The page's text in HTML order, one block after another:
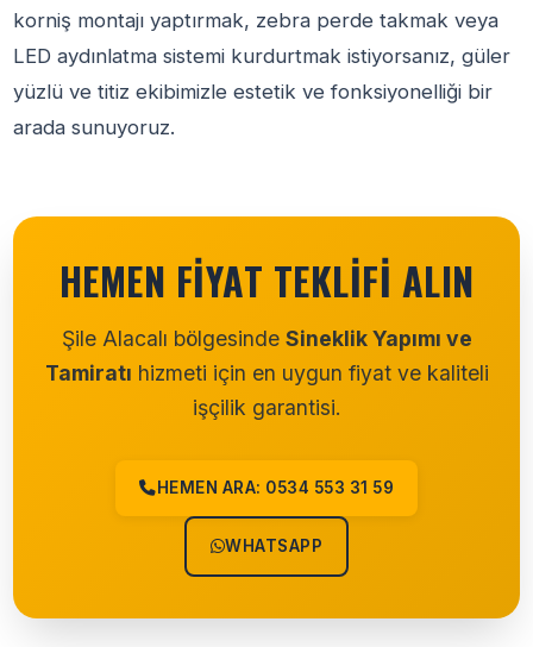
korniş montajı yaptırmak, zebra perde takmak veya
LED aydınlatma sistemi kurdurtmak istiyorsanız, güler
yüzlü ve titiz ekibimizle estetik ve fonksiyonelliği bir
arada sunuyoruz.
HEMEN FIYAT TEKLIFI ALIN
Şile Alacalı bölgesinde Sineklik Yapımı ve
Tamiratı hizmeti için en uygun fiyat ve kaliteli
işçilik garantisi.
HEMEN ARA: 0534 553 31 59
WHATSAPP